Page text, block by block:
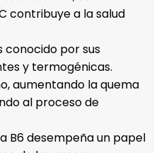
contribuye a la salud
conocido por sus
y termogénicas.
aumentando la quema
al proceso de
B6 desempeña un papel